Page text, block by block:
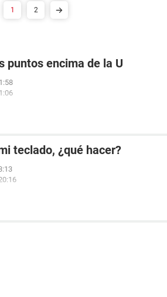
1 2
puntos encima de la U
teclado, ¿qué hacer?